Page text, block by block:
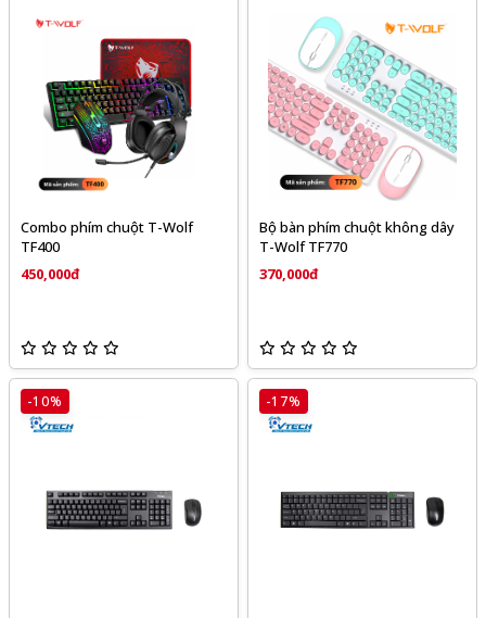
Combo phím chuột T-Wolf
TF400
450,000đ
Bộ bàn phím chuột không dây
T-Wolf TF770
370,000đ
-10% -17%